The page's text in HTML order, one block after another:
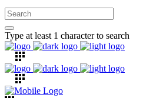
Type at least 1 character to search